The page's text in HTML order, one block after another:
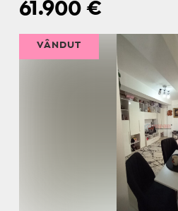
61.900€
VÂNDUT